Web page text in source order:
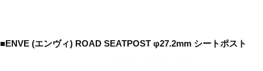
■ENVE (エンヴィ) ROAD SEATPOST φ27.2mm シートポスト